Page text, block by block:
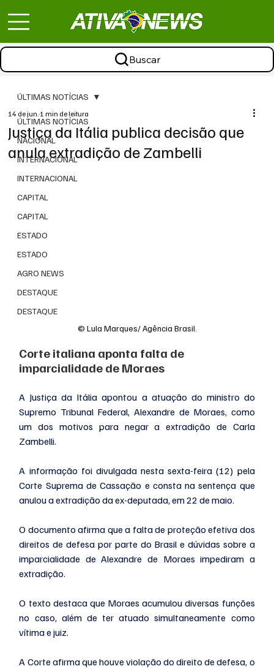
Buscar
ÚLTIMAS NOTÍCIAS
NACIONAL
INTERNACIONAL
INTERNACIONAL
CAPITAL
CAPITAL
ESTADO
ESTADO
AGRO NEWS
DESTAQUE
DESTAQUE
ÚLTIMAS NOTÍCIAS
Justiça da Itália publica decisão que
anula extradição de Zambelli
14 de jun.1 min de leitura
© Lula Marques/ Agência Brasil.
Corte italiana aponta falta de
imparcialidade de Moraes
A Justiça da Itália apontou a atuação do ministro do
Supremo Tribunal Federal, Alexandre de Moraes, como
um dos motivos para negar a extradição de Carla
Zambelli.
A informação foi divulgada nesta sexta-feira (12) pela
Corte Suprema de Cassação e consta na sentença que
anulou a extradição da ex-deputada, em 22 de maio.
O documento afirma que a falta de proteção efetiva dos
direitos de defesa por parte do Brasil e dúvidas sobre a
imparcialidade de Alexandre de Moraes impediram a
extradição.
O texto destaca que Moraes acumulou diversas funções
no caso, além de ter atuado simultaneamente como
vítima e juiz.
A Corte afirma que houve violação do direito de defesa, o